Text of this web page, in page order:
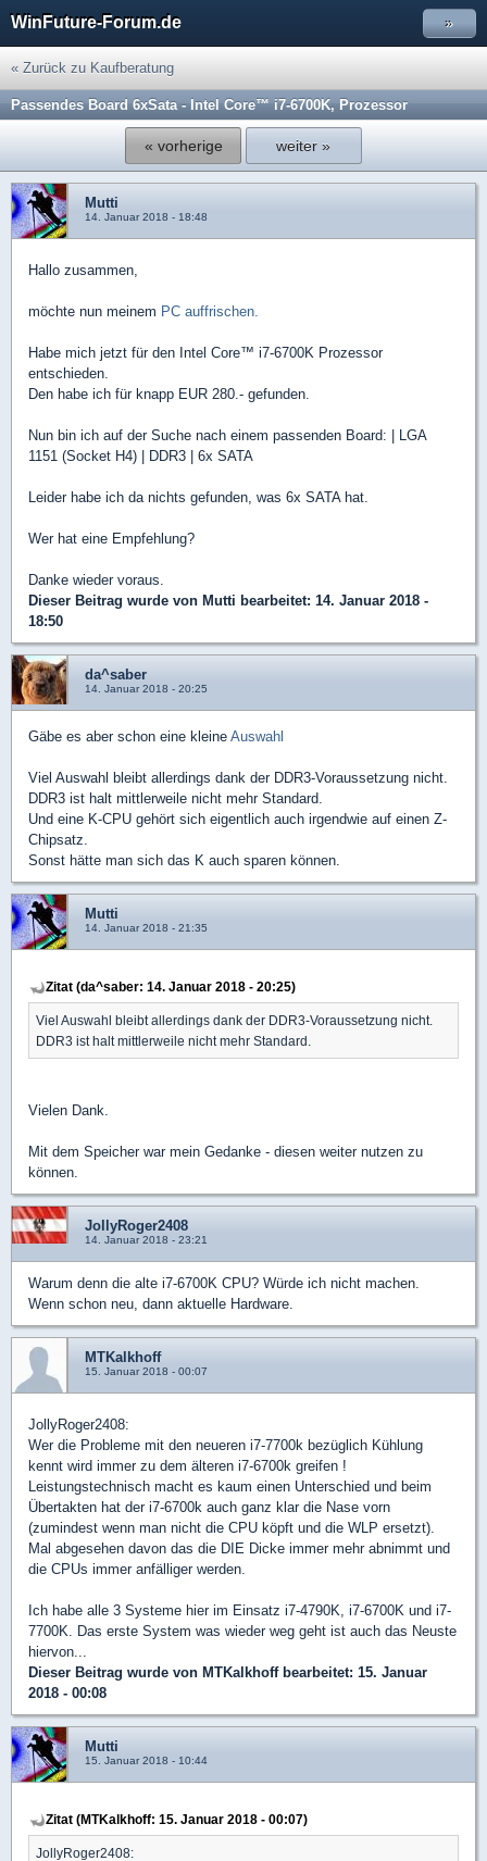
WinFuture-Forum.de »
« Zurück zu Kaufberatung
Passendes Board 6xSata - Intel Core™ i7-6700K, Prozessor
« vorherige weiter »
Mutti
14. Januar 2018 - 18:48
Hallo zusammen,
möchte nun meinem PC auffrischen.
Habe mich jetzt für den Intel Core™ i7-6700K Prozessor
entschieden.
Den habe ich für knapp EUR 280.- gefunden.
Nun bin ich auf der Suche nach einem passenden Board: | LGA
1151 (Socket H4) | DDR3 | 6x SATA
Leider habe ich da nichts gefunden, was 6x SATA hat.
Wer hat eine Empfehlung?
Danke wieder voraus.
Dieser Beitrag wurde von Mutti bearbeitet: 14. Januar 2018 -
18:50
da^saber
14. Januar 2018 - 20:25
Gäbe es aber schon eine kleine Auswahl
Viel Auswahl bleibt allerdings dank der DDR3-Voraussetzung nicht.
DDR3 ist halt mittlerweile nicht mehr Standard.
Und eine K-CPU gehört sich eigentlich auch irgendwie auf einen Z-
Chipsatz.
Sonst hätte man sich das K auch sparen können.
Mutti
14. Januar 2018 - 21:35
Zitat (da^saber: 14. Januar 2018 - 20:25)
Viel Auswahl bleibt allerdings dank der DDR3-Voraussetzung nicht.
DDR3 ist halt mittlerweile nicht mehr Standard.
Vielen Dank.
Mit dem Speicher war mein Gedanke - diesen weiter nutzen zu
können.
JollyRoger2408
14. Januar 2018 - 23:21
Warum denn die alte i7-6700K CPU? Würde ich nicht machen.
Wenn schon neu, dann aktuelle Hardware.
MTKalkhoff
15. Januar 2018 - 00:07
JollyRoger2408:
Wer die Probleme mit den neueren i7-7700k bezüglich Kühlung
kennt wird immer zu dem älteren i7-6700k greifen !
Leistungstechnisch macht es kaum einen Unterschied und beim
Übertakten hat der i7-6700k auch ganz klar die Nase vorn
(zumindest wenn man nicht die CPU köpft und die WLP ersetzt).
Mal abgesehen davon das die DIE Dicke immer mehr abnimmt und
die CPUs immer anfälliger werden.
Ich habe alle 3 Systeme hier im Einsatz i7-4790K, i7-6700K und i7-
7700K. Das erste System was wieder weg geht ist auch das Neuste
hiervon...
Dieser Beitrag wurde von MTKalkhoffbearbeitet: 15. Januar
2018 - 00:08
Mutti
15. Januar 2018 - 10:44
Zitat (MTKalkhoff: 15. Januar 2018 - 00:07)
JollyRoger2408: